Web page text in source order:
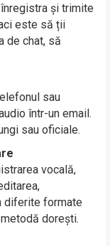
și trimite
este să ții
de chat, să
sau
într-un email.
sau oficiale.
vocală,
diferite formate
dorești.